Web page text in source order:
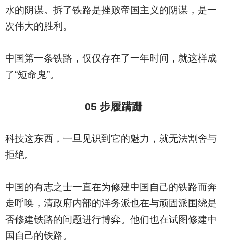
水的阴谋。拆了铁路是挫败帝国主义的阴谋，是一
次伟大的胜利。
中国第一条铁路，仅仅存在了一年时间，就这样成
了“短命鬼”。
05 步履蹒跚
科技这东西，一旦见识到它的魅力，就无法割舍与
拒绝。
中国的有志之士一直在为修建中国自己的铁路而奔
走呼唤，清政府内部的洋务派也在与顽固派围绕是
否修建铁路的问题进行博弈。他们也在试图修建中
国自己的铁路。